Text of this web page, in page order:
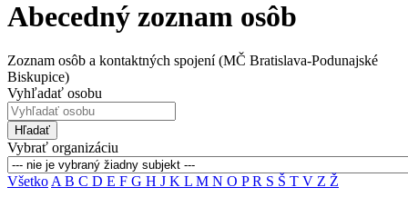
Abecedný zoznam osôb
Zoznam osôb a kontaktných spojení (MČ Bratislava-Podunajské
Biskupice)
Vyhľadať osobu
Hľadať
Vybrať organizáciu
Všetko A B C D E F G H J K L M N O PR S Š T V Z Ž